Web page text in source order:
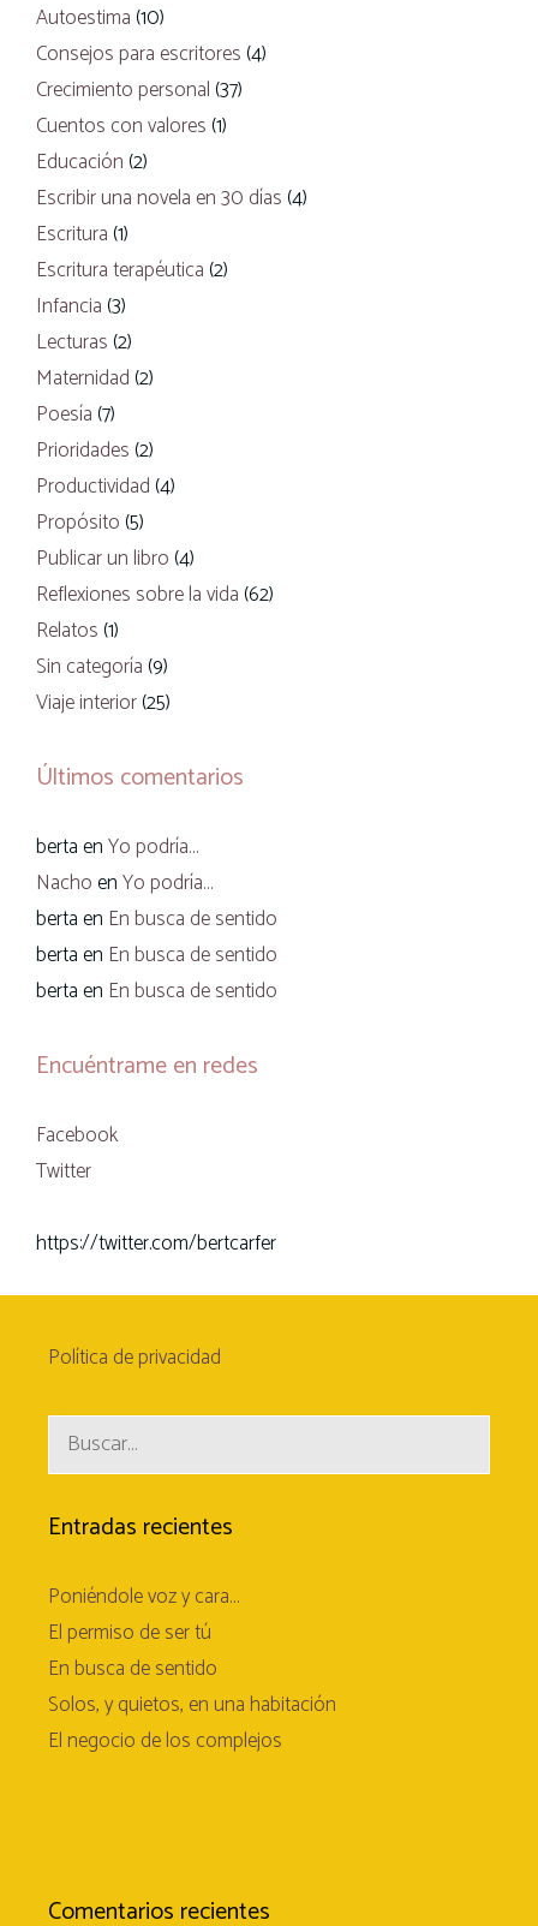
Autoestima (10)
Consejos para escritores (4)
Crecimiento personal (37)
Cuentos con valores (1)
Educación (2)
Escribir una novela en 30 días (4)
Escritura (1)
Escritura terapéutica (2)
Infancia (3)
Lecturas (2)
Maternidad (2)
Poesía (7)
Prioridades (2)
Productividad (4)
Propósito (5)
Publicar un libro (4)
Reflexiones sobre la vida (62)
Relatos (1)
Sin categoría (9)
Viaje interior(25)
Últimos comentarios
bertaenYo podría…
NachoenYo podría…
bertaen En busca de sentido
bertaen En busca de sentido
bertaen En busca de sentido
Encuéntrame en redes
Facebook
Twitter
https://twitter.com/bertcarfer
Política de privacidad
Buscar:
Entradas recientes
Poniéndole voz y cara…
El permiso de ser tú
En busca de sentido
Solos, y quietos, en una habitación
El negocio de los complejos
Comentarios recientes